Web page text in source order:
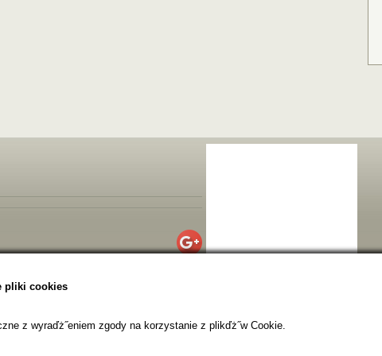
pliki cookies
z wyraďż˝eniem zgody na korzystanie z plikďż˝w Cookie.